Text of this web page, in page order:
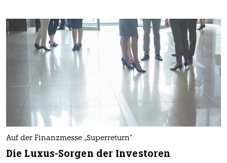
Auf der Finanzmesse „Superreturn“
Die Luxus-Sorgen der Investoren